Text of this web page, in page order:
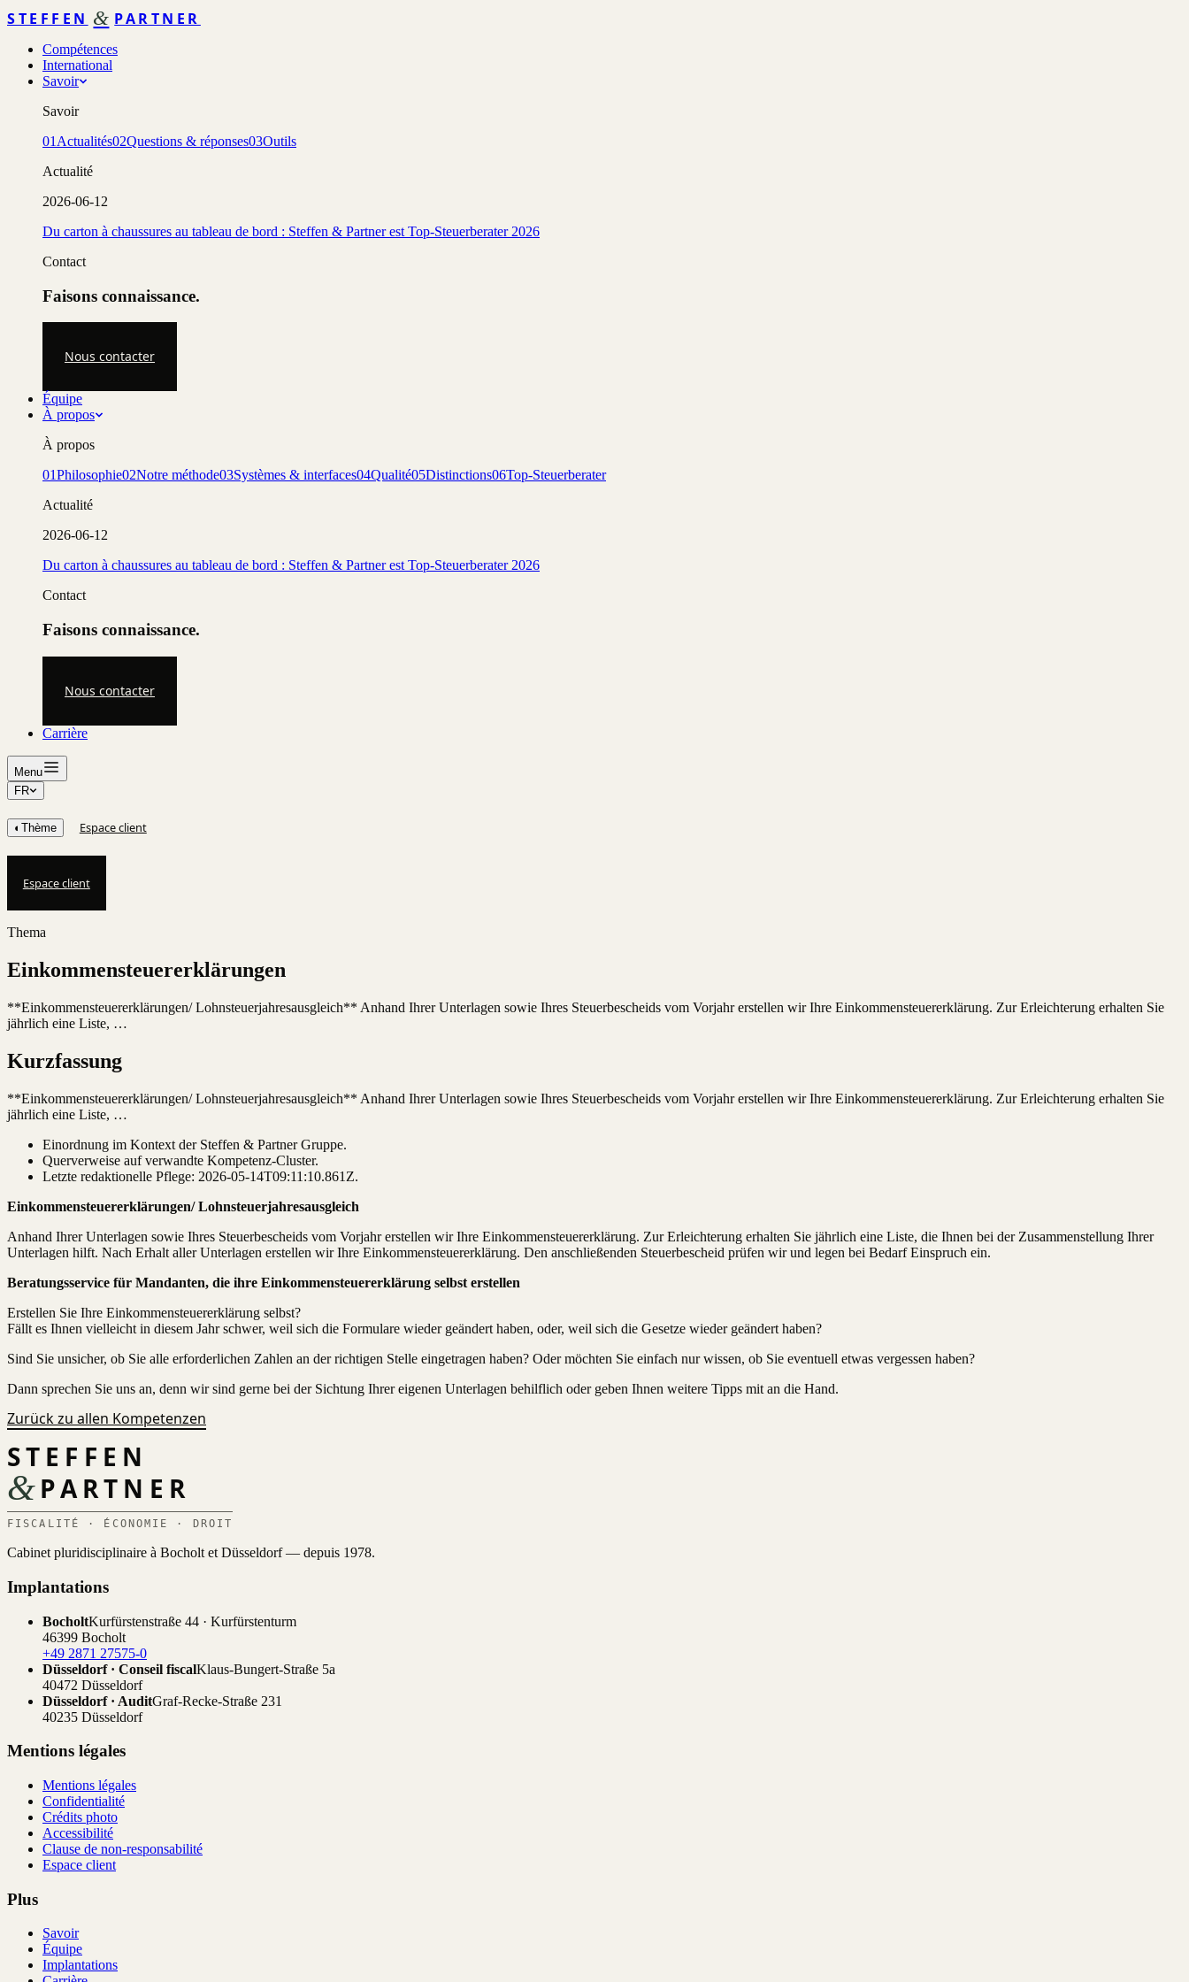
STEFFEN & PARTNER
Compétences
International
Savoir
Savoir
01 Actualités02Questions & réponses03Outils
Actualité
2026-06-12
Du carton à chaussures au tableau de bord : Steffen & Partner est Top-Steuerberater 2026
Contact
Faisons connaissance.
Nous contacter
Équipe
À propos
À propos
01Philosophie02Notre méthode03Systèmes & interfaces04Qualité05Distinctions06Top-Steuerberater
Actualité
2026-06-12
Du carton à chaussures au tableau de bord : Steffen & Partner est Top-Steuerberater 2026
Contact
Faisons connaissance.
Nous contacter
Carrière
Menu
FR
◐ Thème Espace client
Espace client
Thema
Einkommensteuererklärungen
**Einkommensteuererklärungen/ Lohnsteuerjahresausgleich** Anhand Ihrer Unterlagen sowie Ihres Steuerbescheids vom Vorjahr erstellen wir Ihre Einkommensteuererklärung. Zur Erleichterung erhalten Sie
jährlich eine Liste, …
Kurzfassung
**Einkommensteuererklärungen/ Lohnsteuerjahresausgleich** Anhand Ihrer Unterlagen sowie Ihres Steuerbescheids vom Vorjahr erstellen wir Ihre Einkommensteuererklärung. Zur Erleichterung erhalten Sie
jährlich eine Liste, …
Einordnung im Kontext der Steffen & Partner Gruppe.
Querverweise auf verwandte Kompetenz-Cluster.
Letzte redaktionelle Pflege: 2026-05-14T09:11:10.861Z.
Einkommensteuererklärungen/ Lohnsteuerjahresausgleich
Anhand Ihrer Unterlagen sowie Ihres Steuerbescheids vom Vorjahr erstellen wir Ihre Einkommensteuererklärung. Zur Erleichterung erhalten Sie jährlich eine Liste, die Ihnen bei der Zusammenstellung Ihrer
Unterlagen hilft. Nach Erhalt aller Unterlagen erstellen wir Ihre Einkommensteuererklärung. Den anschließenden Steuerbescheid prüfen wir und legen bei Bedarf Einspruch ein.
Beratungsservice für Mandanten, die ihre Einkommensteuererklärung selbst erstellen
Erstellen Sie Ihre Einkommensteuererklärung selbst?
Fällt es Ihnen vielleicht in diesem Jahr schwer, weil sich die Formulare wieder geändert haben, oder, weil sich die Gesetze wieder geändert haben?
Sind Sie unsicher, ob Sie alle erforderlichen Zahlen an der richtigen Stelle eingetragen haben? Oder möchten Sie einfach nur wissen, ob Sie eventuell etwas vergessen haben?
Dann sprechen Sie uns an, denn wir sind gerne bei der Sichtung Ihrer eigenen Unterlagen behilflich oder geben Ihnen weitere Tipps mit an die Hand.
Zurück zu allen Kompetenzen
STEFFEN
&PARTNER
FISCALITÉ · ÉCONOMIE · DROIT
Cabinet pluridisciplinaire à Bocholt et Düsseldorf — depuis 1978.
Implantations
BocholtKurfürstenstraße 44 · Kurfürstenturm
46399 Bocholt
+49 2871 27575-0
Düsseldorf · Conseil fiscalKlaus-Bungert-Straße 5a
40472 Düsseldorf
Düsseldorf · AuditGraf-Recke-Straße 231
40235 Düsseldorf
Mentions légales
Mentions légales
Confidentialité
Crédits photo
Accessibilité
Clause de non-responsabilité
Espace client
Plus
Savoir
Équipe
Implantations